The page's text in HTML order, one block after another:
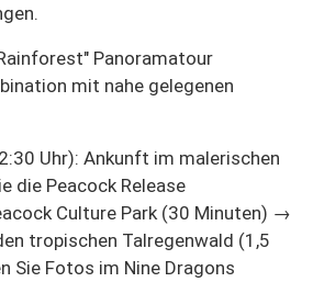
Panoramatour
mit nahe gelegenen
Uhr): Ankunft im malerischen
die Peacock Release
Culture Park (30 Minuten) →
tropischen Talregenwald (1,5
Sie Fotos im Nine Dragons